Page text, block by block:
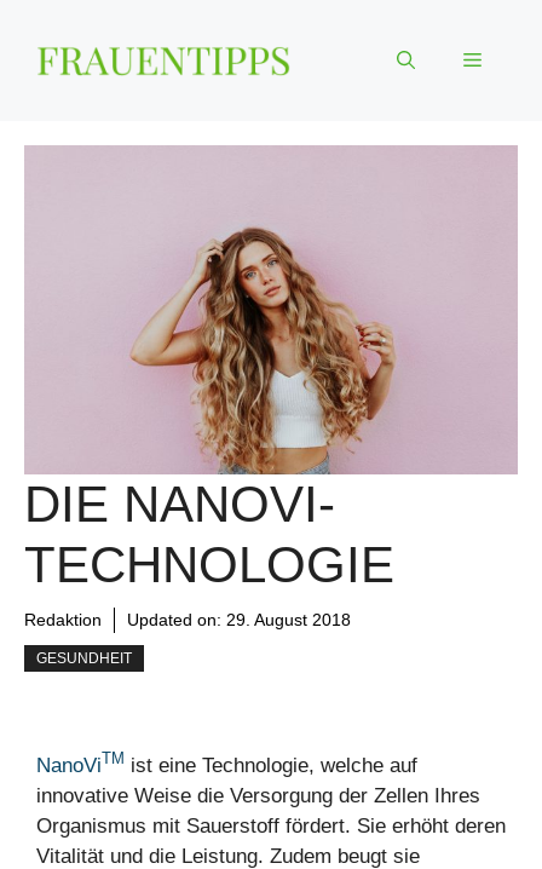
Inhalt
springen
Menü
DIE NANOVI-
TECHNOLOGIE
Redaktion Updated on: 29. August 2018
GESUNDHEIT
NanoViTM ist eine Technologie, welche auf
innovative Weise die Versorgung der Zellen Ihres
Organismus mit Sauerstoff fördert. Sie erhöht deren
Vitalität und die Leistung. Zudem beugt sie